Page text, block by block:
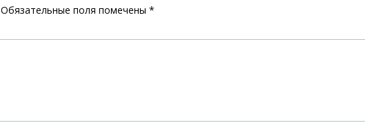
Обязательные поля помечены *